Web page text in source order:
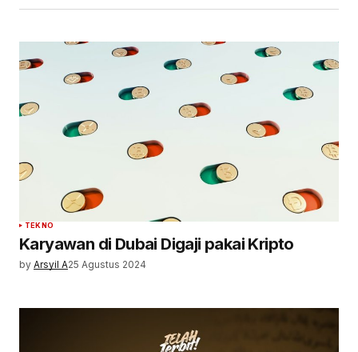
TEKNO
Karyawan di Dubai Digaji pakai Kripto
by Arsyil A25 Agustus 2024